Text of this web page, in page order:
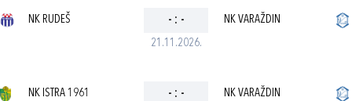
21.11.2026.
NK RUDEŠ - : - NK VARAŽDIN
NK ISTRA 1961 - : - NK VARAŽDIN